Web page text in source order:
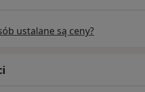
ustalane są ceny?